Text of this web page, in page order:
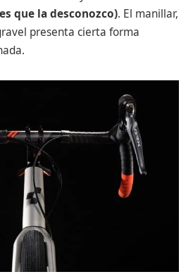
que la desconozco). El manillar,
presenta cierta forma